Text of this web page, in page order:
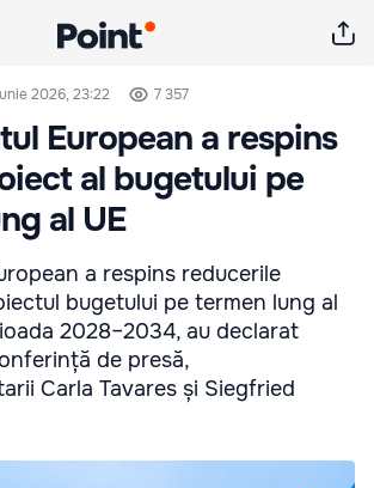
2026, 23:22 7 357
European a respins
al bugetului pe
al UE
a respins reducerile
bugetului pe termen lung al
2028–2034, au declarat
de presă,
Carla Tavares și Siegfried